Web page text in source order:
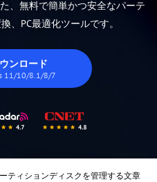
、無料で簡単かつ安全なパーテ
、PC最適化ツールです。
ンロード
11/10/8.1/8/7
ティションディスクを管理する文章